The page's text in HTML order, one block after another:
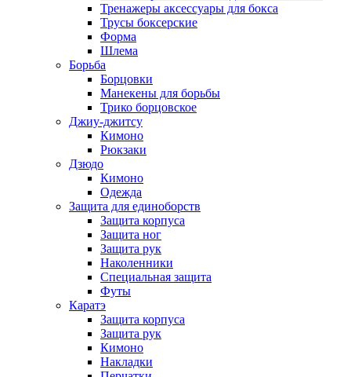
Тренажеры аксессуары для бокса
Трусы боксерские
Форма
Шлема
Борьба
Борцовки
Манекены для борьбы
Трико борцовское
Джиу-джитсу
Кимоно
Рюкзаки
Дзюдо
Кимоно
Одежда
Защита для единоборств
Защита корпуса
Защита ног
Защита рук
Наколенники
Специальная защита
Футы
Каратэ
Защита корпуса
Защита рук
Кимоно
Накладки